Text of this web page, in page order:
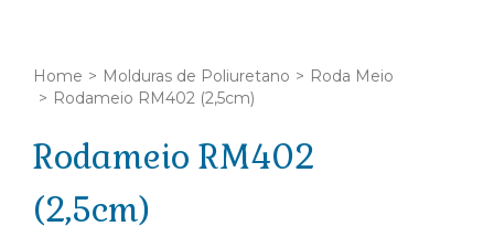
Home > Molduras de Poliuretano > Roda Meio
> Rodameio RM402 (2,5cm)
Rodameio RM402
(2,5cm)